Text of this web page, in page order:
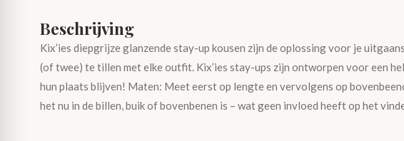
Beschrijving
Kix’ies diepgrijze glanzende stay-up kousen zijn de oplossing voor je
(of twee) te tillen met elke outfit. Kix’ies stay-ups zijn ontworpen voor een
hun plaats blijven! Maten: Meet eerst op lengte en vervolgens op
het nu in de billen, buik of bovenbenen is – wat geen invloed heeft op het